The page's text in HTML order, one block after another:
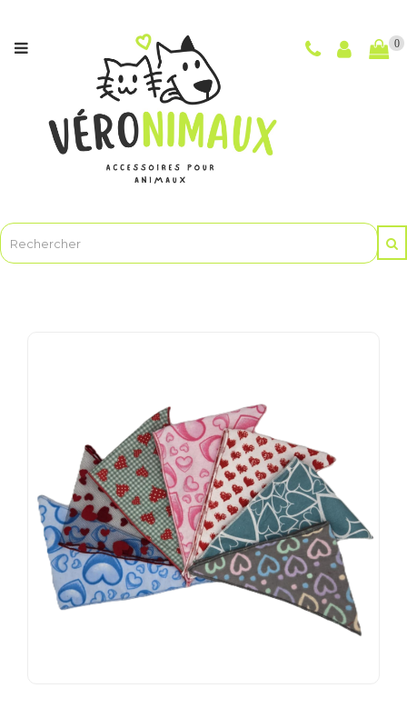
NOUVEAUTÉS
CHIENS
CHATS
MAÎTRES
ET
LE
ENTREPRISE
0